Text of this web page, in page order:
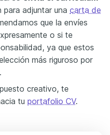
adjuntar una carta de
que la envíes
o si te
ya que estos
más riguroso por
creativo, te
tu portafolio CV.